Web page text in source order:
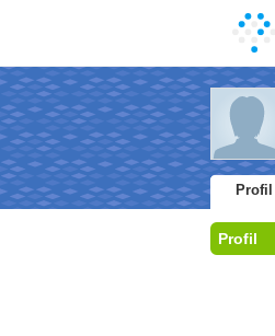
Profil
Profil